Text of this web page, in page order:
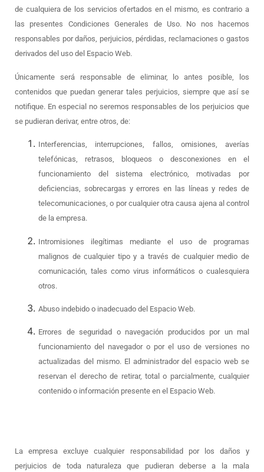
de cualquiera de los servicios ofertados en el mismo, es contrario a
las presentes Condiciones Generales de Uso. No nos hacemos
responsables por daños, perjuicios, pérdidas, reclamaciones o gastos
derivados del uso del Espacio Web.
Únicamente será responsable de eliminar, lo antes posible, los
contenidos que puedan generar tales perjuicios, siempre que así se
notifique. En especial no seremos responsables de los perjuicios que
se pudieran derivar, entre otros, de:
Interferencias, interrupciones, fallos, omisiones, averías
telefónicas, retrasos, bloqueos o desconexiones en el
funcionamiento del sistema electrónico, motivadas por
deficiencias, sobrecargas y errores en las líneas y redes de
telecomunicaciones, o por cualquier otra causa ajena al control
de la empresa.
Intromisiones ilegítimas mediante el uso de programas
malignos de cualquier tipo y a través de cualquier medio de
comunicación, tales como virus informáticos o cualesquiera
otros.
Abuso indebido o inadecuado del Espacio Web.
Errores de seguridad o navegación producidos por un mal
funcionamiento del navegador o por el uso de versiones no
actualizadas del mismo. El administrador del espacio web se
reservan el derecho de retirar, total o parcialmente, cualquier
contenido o información presente en el Espacio Web.
La empresa excluye cualquier responsabilidad por los daños y
perjuicios de toda naturaleza que pudieran deberse a la mala